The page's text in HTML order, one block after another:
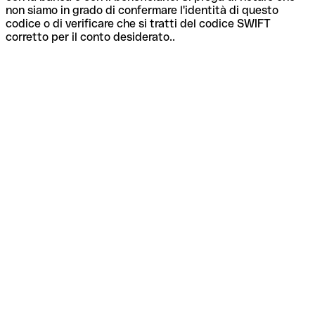
non siamo in grado di confermare l'identità di questo
codice o di verificare che si tratti del codice SWIFT
corretto per il conto desiderato..